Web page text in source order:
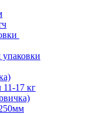
упаковки
17 кг